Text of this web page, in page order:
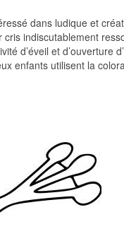
dans ludique et
indiscutablement
d’éveil et d’ouverture
enfants utilisent la